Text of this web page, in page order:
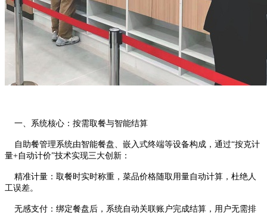
一、系统核心：按需取餐与智能结算
自助餐管理系统由智能餐盘、嵌入式终端等设备构成，通过“按克计
量+自动计价”技术实现三大创新：
精准计量：取餐时实时称重，菜品价格随取用量自动计算，杜绝人
工误差。
无感支付：绑定餐盘后，系统自动关联账户完成结算，用户无需排